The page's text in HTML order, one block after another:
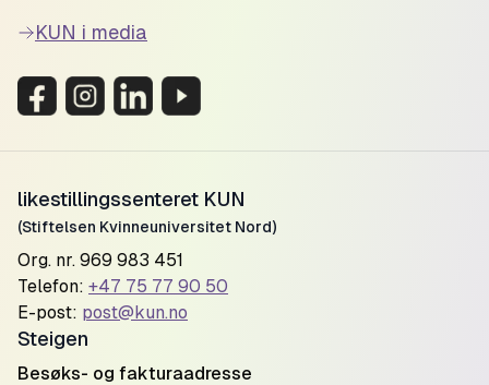
KUN i media
likestillingssenteret KUN
(Stiftelsen Kvinneuniversitet Nord)
Org. nr. 969 983 451
Telefon: +47 75 77 90 50
E-post: post@kun.no
Steigen
Besøks- og fakturaadresse